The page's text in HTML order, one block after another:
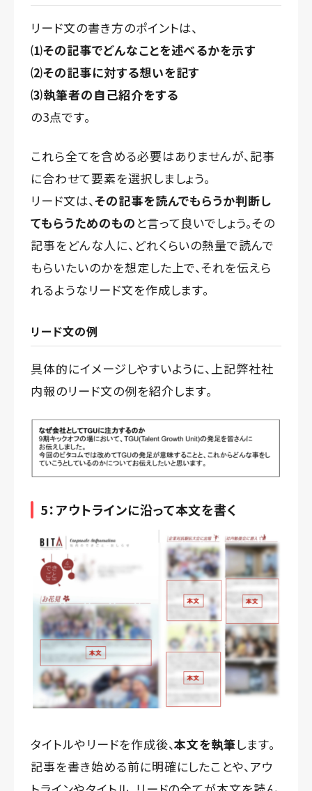
リード文の書き方のポイントは、
⑴その記事でどんなことを述べるかを示す
⑵その記事に対する想いを記す
⑶執筆者の自己紹介をする
の3点です。
これら全てを含める必要はありませんが、記事
に合わせて要素を選択しましょう。
リード文は、その記事を読んでもらうか判断し
てもらうためのもの と言って良いでしょう。その
記事をどんな人に、どれくらいの熱量で読んで
もらいたいのかを想定した上で、それを伝えら
れるようなリード文を作成します。
リード文の例
具体的にイメージしやすいように、上記弊社社
内報のリード文の例を紹介します。
5：アウトラインに沿って本文を書く
タイトルやリードを作成後、本文を執筆します。
記事を書き始める前に明確にしたことや、アウ